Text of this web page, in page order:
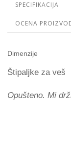
SPECIFIKACIJA
OCENA
Dimenzije
Štipaljke za veš
Opušteno. Mi